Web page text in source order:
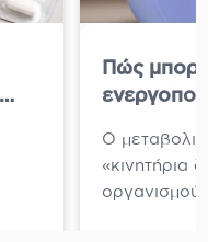
Πώς
Ο
«κινητήρια
οργανισμού